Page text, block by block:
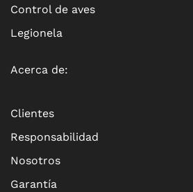
Control de aves
Legionela
Acerca de:
Clientes
Responsabilidad
Nosotros
Garantía